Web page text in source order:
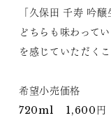
「久保田 千寿 吟
どちらも味わって
を感じていただくこ
希望小売価格
720ml 1,600円（